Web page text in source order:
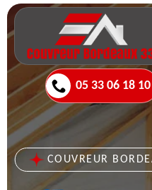
05 33 06 18 10
COUVREUR